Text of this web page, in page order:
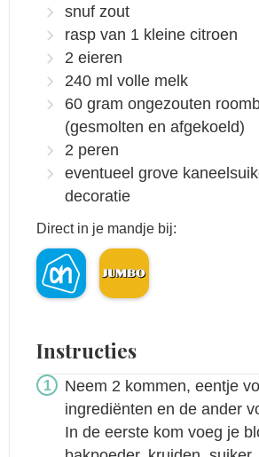
snuf zout
rasp van 1 kleine citroen
2 eieren
240 ml volle melk
60 gram ongezouten
(gesmolten en afgekoeld)
2 peren
eventueel grove
decoratie
Direct in je mandje bij:
Instructies
Neem 2 kommen, eentje
ingrediënten en de ander
In de eerste kom voeg je